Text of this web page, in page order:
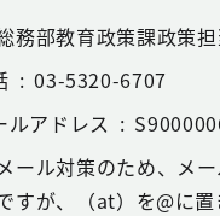
務部教育政策課政策担
03-5320-6707
ルアドレス
ール対策のため、メー
すが、（at）を@に置